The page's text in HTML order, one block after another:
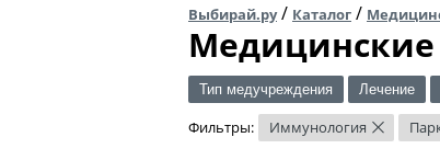
Выбирай.ру/ Каталог /
Тип медучреждения Лечение
Фильтры: Иммунология ×